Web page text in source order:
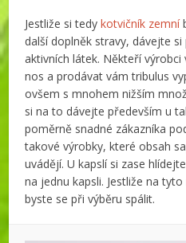
Jestliže si tedykotvičník zemní
další doplněk stravy, dávejte
aktivních látek. Někteří
nos a prodávat vám tribulus
ovšem s mnohem nižším
si na to dávejte především u
poměrně snadné zákazníka
takové výrobky, které obsah
uvádějí. U kapslí si zase
na jednu kapsli. Jestliže na
byste se při výběru spálit.